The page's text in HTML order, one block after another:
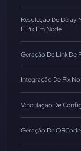
Resolução De Delay
E Pix Em Node
Geração De Link De
Integração De Pix
Vinculação De
Geração De